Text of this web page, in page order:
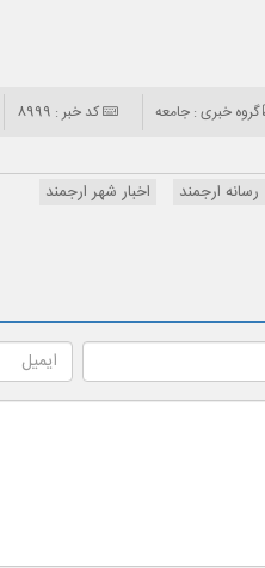
گروه خبری : جامعه کد خبر : 8999
رسانه ارجمند اخبار شهر ارجمند